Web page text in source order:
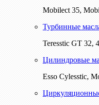
Mobilect 35,
Турбинные
Teresstic GT 32,
Цилиндровые
Esso Cylesstic,